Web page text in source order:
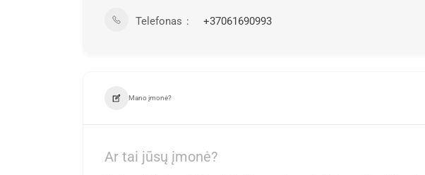
Telefonas +37061690993
Mano įmonė?
Ar tai jūsų įmonė?